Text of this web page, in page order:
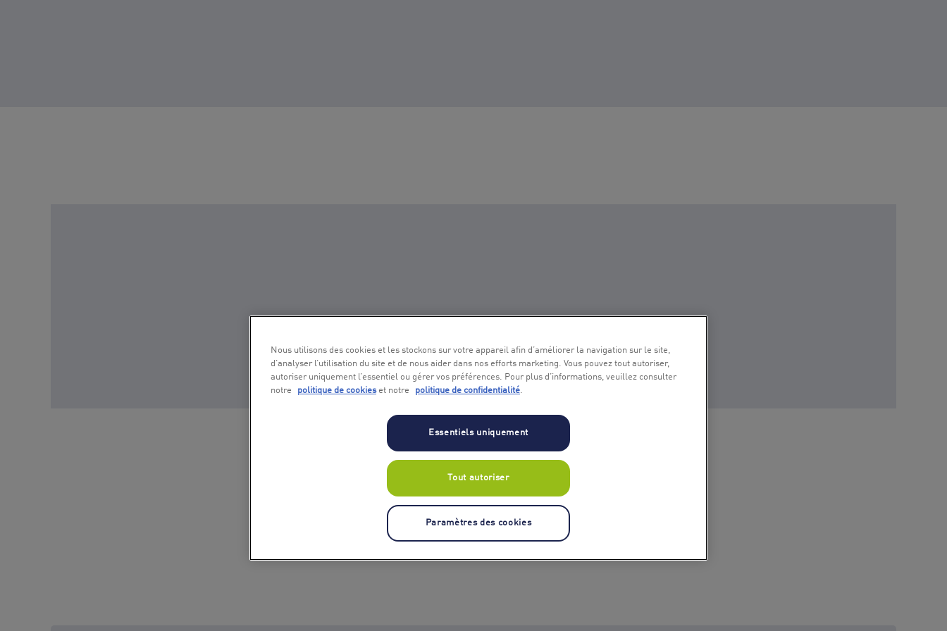
Nous utilisons des cookies et les stockons sur votre appareil afin d’améliorer la navigation sur le site,
d’analyser l’utilisation du site et de nous aider dans nos efforts marketing. Vous pouvez tout autoriser,
autoriser uniquement l’essentiel ou gérer vos préférences. Pour plus d’informations, veuillez consulter
notre
politique de cookieset notre politique de confidentialité.
Essentiels uniquement
Tout autoriser
Paramètres des cookies